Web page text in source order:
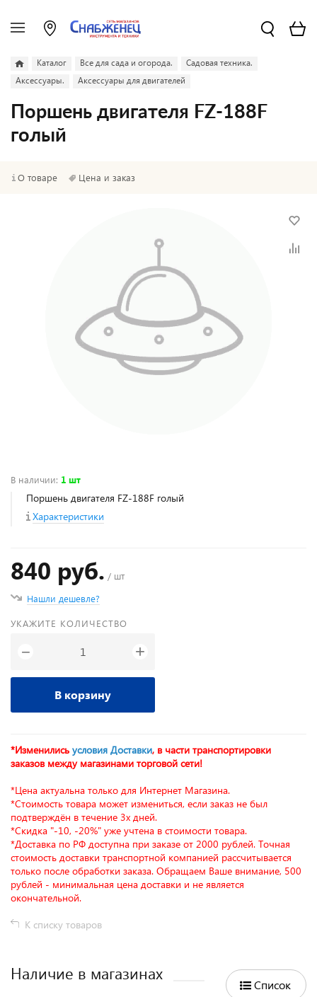
Каталог Все для сада и огорода.
Садовая техника.
Аксессуары.
Аксессуары для двигателей
Поршень двигателя FZ-188F
голый
О товаре Цена и заказ
В наличии: 1 шт
Поршень двигателя FZ-188F голый
Характеристики
840 руб. / шт
Нашли дешевле?
УКАЖИТЕ КОЛИЧЕСТВО
− +
В корзину
*Изменились условия Доставки, в части транспортировки
заказов между магазинами торговой сети!
*Цена актуальна только для Интернет Магазина.
*Стоимость товара может измениться, если заказ не был
подтверждён в течение 3х дней.
*Скидка "-10, -20%" уже учтена в стоимости товара.
*Доставка по РФ доступна при заказе от 2000 рублей. Точная
стоимость доставки транспортной компанией рассчитывается
только после обработки заказа. Обращаем Ваше внимание, 500
рублей - минимальная цена доставки и не является
окончательной.
К списку товаров
Наличие в магазинах
Список